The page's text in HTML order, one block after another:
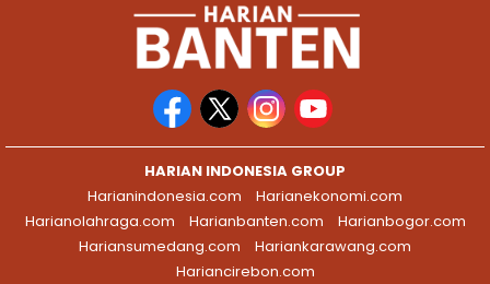
HARIAN INDONESIA GROUP
Harianindonesia.com
Harianekonomi.com
Harianolahraga.com
Harianbanten.com
Harianbogor.com
Hariansumedang.com
Hariankarawang.com
Hariancirebon.com